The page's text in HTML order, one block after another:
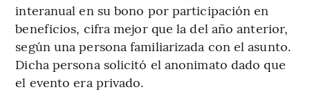
interanual en su bono por participación en
beneficios, cifra mejor que la del año anterior,
según una persona familiarizada con el asunto.
Dicha persona solicitó el anonimato dado que
el evento era privado.